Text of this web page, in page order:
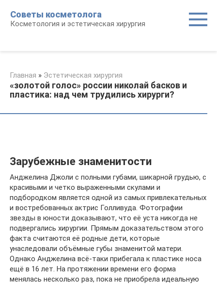
контенту
Советы косметолога
Косметология и эстетическая хирургия
Главная » Эстетическая хирургия
«золотой голос» россии николай басков и
пластика: над чем трудились хирурги?
Зарубежные знаменитости
Анджелина Джоли с полными губами, шикарной грудью, с
красивыми и четко выраженными скулами и
подбородком является одной из самых привлекательных
и востребованных актрис Голливуда. Фотографии
звезды в юности доказывают, что её уста никогда не
подвергались хирургии. Прямым доказательством этого
факта считаются её родные дети, которые
унаследовали объёмные губы знаменитой матери.
Однако Анджелина всё-таки прибегала к пластике носа
ещё в 16 лет. На протяжении времени его форма
менялась несколько раз, пока не приобрела идеальную